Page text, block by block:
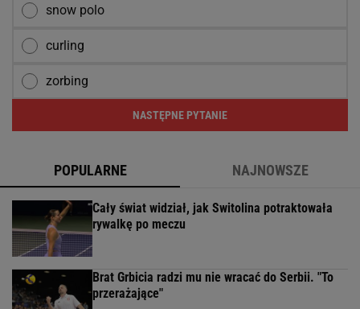
snow polo
curling
zorbing
NASTĘPNE PYTANIE
POPULARNE NAJNOWSZE
Cały świat widział, jak Switolina potraktowała
rywalkę po meczu
Brat Grbicia radzi mu nie wracać do Serbii. "To
przerażające"